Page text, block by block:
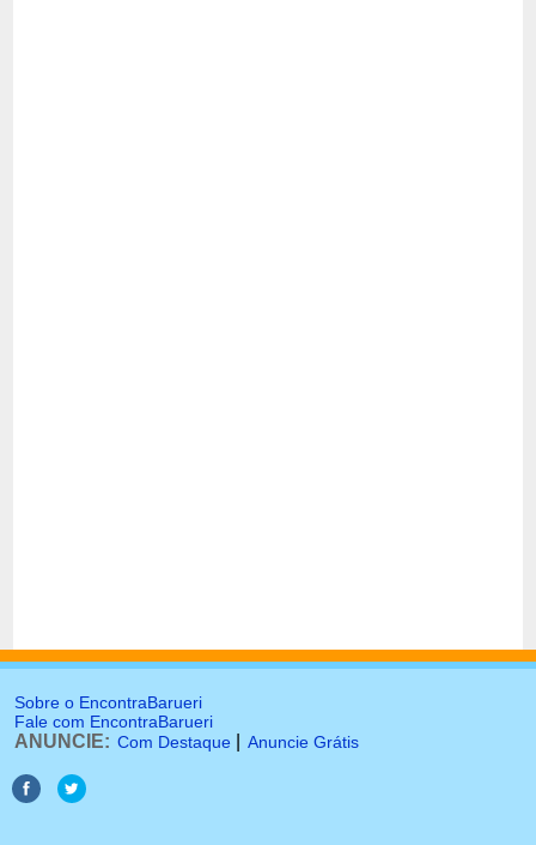
Sobre o EncontraBarueri
Fale com EncontraBarueri
ANUNCIE: Com Destaque Anuncie Grátis